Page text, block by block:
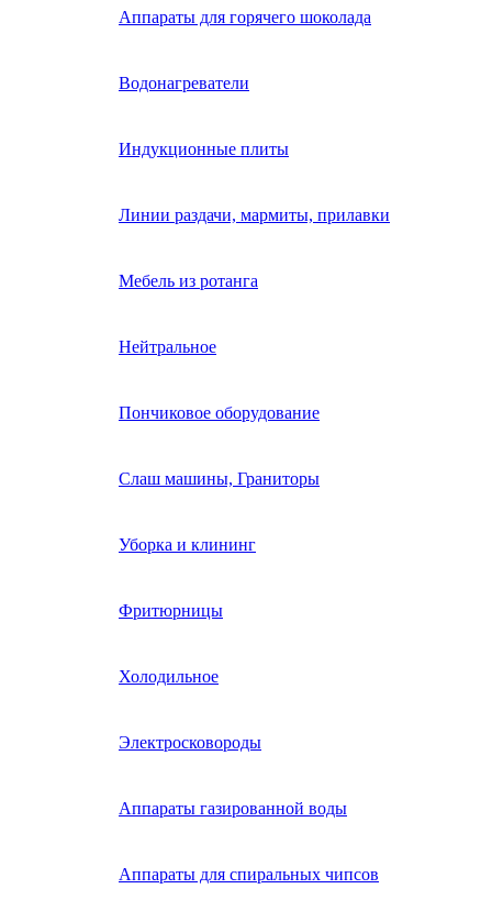
Аппараты для горячего шоколада
Водонагреватели
Индукционные плиты
Линии раздачи, мармиты, прилавки
Мебель из ротанга
Нейтральное
Пончиковое оборудование
Слаш машины, Граниторы
Уборка и клининг
Фритюрницы
Холодильное
Электросковороды
Аппараты газированной воды
Аппараты для спиральных чипсов